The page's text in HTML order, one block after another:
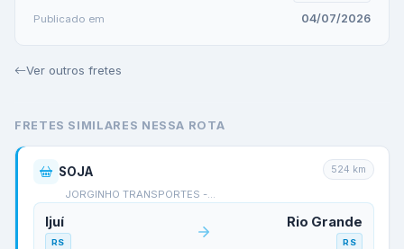
Publicado em 04/07/2026
Ver outros fretes
FRETES SIMILARES NESSA ROTA
SOJA
JORGINHO TRANSPORTES -…
524 km
Ijuí
RS
Rio Grande
RS